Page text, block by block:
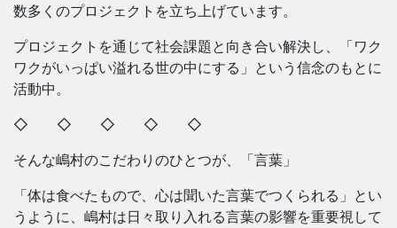
数多くのプロジェクトを立ち上げています。
プロジェクトを通じて社会課題と向き合い解決し、「ワク
ワクがいっぱい溢れる世の中にする」という信念のもとに
活動中。
◇ ◇ ◇ ◇ ◇
そんな嶋村のこだわりのひとつが、「言葉」
「体は食べたもので、心は聞いた言葉でつくられる」とい
うように、嶋村は日々取り入れる言葉の影響を重要視して